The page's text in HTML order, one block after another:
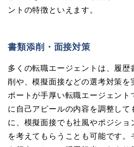
ントの特徴といえます。
書類添削・面接対策
多くの転職エージェントは、履歴
削や、模擬面接などの選考対策を
ポートが手厚い転職エージェント
に自己アピールの内容を調整して
に、模擬面接でも社風やポジショ
を考えてもらうことも可能です。